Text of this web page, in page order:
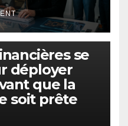
se
déployer
que la
soit prête